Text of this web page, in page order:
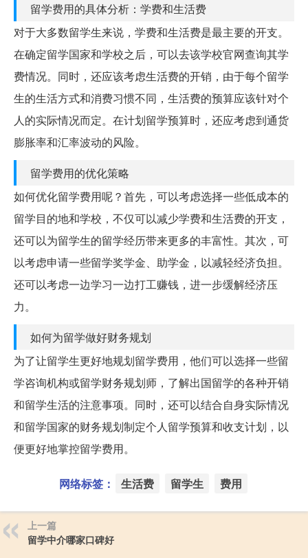
留学费用的具体分析：学费和生活费
对于大多数留学生来说，学费和生活费是最主要的开支。
在确定留学国家和学校之后，可以去该学校官网查询其学
费情况。同时，还应该考虑生活费的开销，由于每个留学
生的生活方式和消费习惯不同，生活费的预算应该针对个
人的实际情况而定。在计划留学预算时，还应考虑到通货
膨胀率和汇率波动的风险。
留学费用的优化策略
如何优化留学费用呢？首先，可以考虑选择一些低成本的
留学目的地和学校，不仅可以减少学费和生活费的开支，
还可以为留学生的留学经历带来更多的丰富性。其次，可
以考虑申请一些留学奖学金、助学金，以减轻经济负担。
还可以考虑一边学习一边打工赚钱，进一步缓解经济压
力。
如何为留学做好财务规划
为了让留学生更好地规划留学费用，他们可以选择一些留
学咨询机构或留学财务规划师，了解出国留学的各种开销
和留学生活的注意事项。同时，还可以结合自身实际情况
和留学国家的财务规划制定个人留学预算和收支计划，以
便更好地掌控留学费用。
网络标签： 生活费 留学生 费用
上一篇
留学中介哪家口碑好